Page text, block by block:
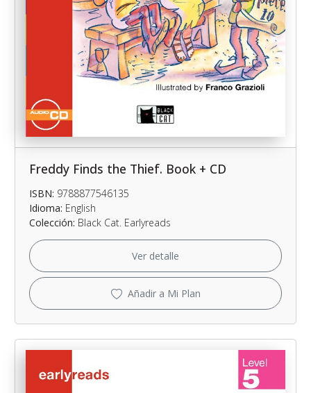
Freddy Finds the Thief. Book + CD
ISBN: 9788877546135
Idioma: English
Colección: Black Cat. Earlyreads
Ver detalle
Añadir a Mi Plan